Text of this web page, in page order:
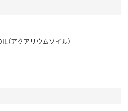
（アクアリウムソイル）